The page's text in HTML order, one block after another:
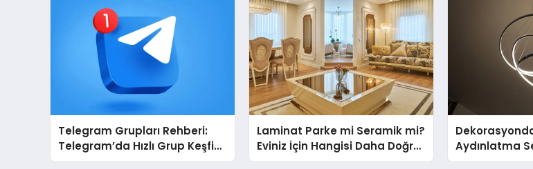
Telegram Grupları Rehberi:
Telegram’da Hızlı Grup Keşfi
İçin Grupbul.com
Laminat Parke mi Seramik mi?
Eviniz İçin Hangisi Daha Doğru
Seçim?
Aydınlatma